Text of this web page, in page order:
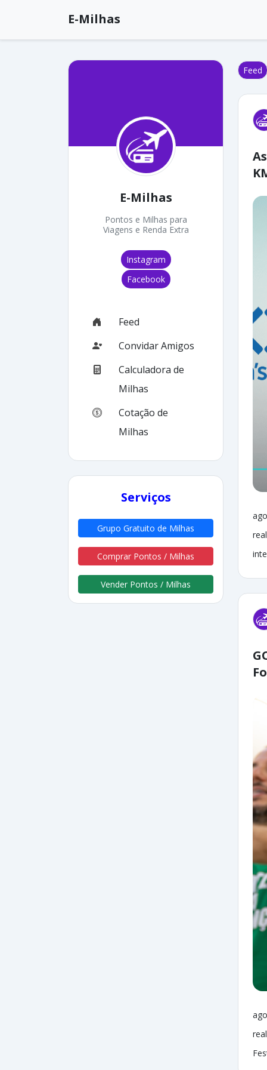
E-Milhas
E-Milhas
Pontos e Milhas para
Viagens e Renda Extra
Instagram
Facebook
Feed
Convidar Amigos
Calculadora de
Milhas
Cotação de
Milhas
Serviços
Grupo Gratuito de Milhas
Comprar Pontos / Milhas
Vender Pontos / Milhas
Feed